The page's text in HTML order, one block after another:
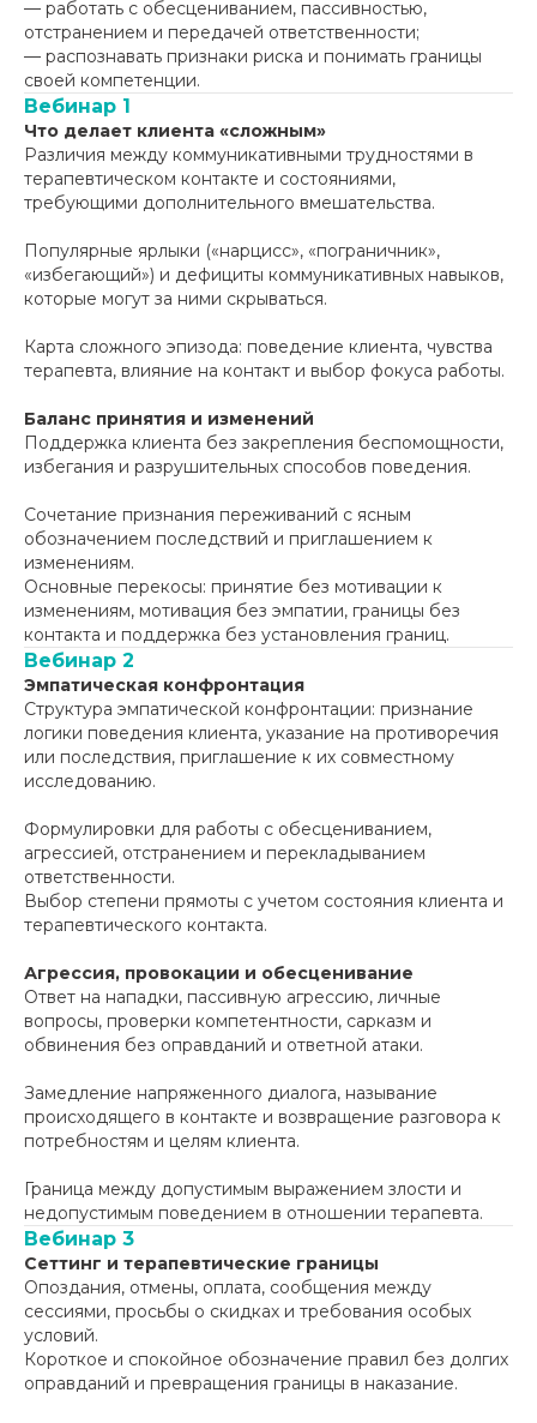
— работать с обесцениванием, пассивностью,
отстранением и передачей ответственности;
— распознавать признаки риска и понимать границы
своей компетенции.
Вебинар 1
Что делает клиента «сложным»
Различия между коммуникативными трудностями в
терапевтическом контакте и состояниями,
требующими дополнительного вмешательства.
Популярные ярлыки («нарцисс», «пограничник»,
«избегающий») и дефициты коммуникативных навыков,
которые могут за ними скрываться.
Карта сложного эпизода: поведение клиента, чувства
терапевта, влияние на контакт и выбор фокуса работы.
Баланс принятия и изменений
Поддержка клиента без закрепления беспомощности,
избегания и разрушительных способов поведения.
Сочетание признания переживаний с ясным
обозначением последствий и приглашением к
изменениям.
Основные перекосы: принятие без мотивации к
изменениям, мотивация без эмпатии, границы без
контакта и поддержка без установления границ.
Вебинар 2
Эмпатическая конфронтация
Структура эмпатической конфронтации: признание
логики поведения клиента, указание на противоречия
или последствия, приглашение к их совместному
исследованию.
Формулировки для работы с обесцениванием,
агрессией, отстранением и перекладыванием
ответственности.
Выбор степени прямоты с учетом состояния клиента и
терапевтического контакта.
Агрессия, провокации и обесценивание
Ответ на нападки, пассивную агрессию, личные
вопросы, проверки компетентности, сарказм и
обвинения без оправданий и ответной атаки.
Замедление напряженного диалога, называние
происходящего в контакте и возвращение разговора к
потребностям и целям клиента.
Граница между допустимым выражением злости и
недопустимым поведением в отношении терапевта.
Вебинар 3
Сеттинг и терапевтические границы
Опоздания, отмены, оплата, сообщения между
сессиями, просьбы о скидках и требования особых
условий.
Короткое и спокойное обозначение правил без долгих
оправданий и превращения границы в наказание.